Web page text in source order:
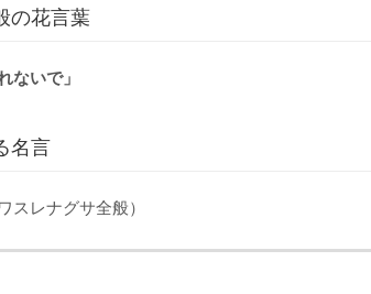
の花言葉
ないで」
名言
ワスレナグサ全般）